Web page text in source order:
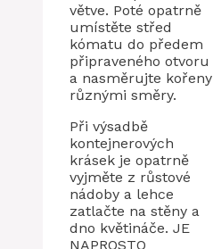
větve. Poté opatrně
umístěte střed
kómatu do předem
připraveného otvoru
a nasměrujte kořeny
různými směry.
Při výsadbě
kontejnerových
krásek je opatrně
vyjměte z růstové
nádoby a lehce
zatlačte na stěny a
dno květináče. JE
NAPROSTO